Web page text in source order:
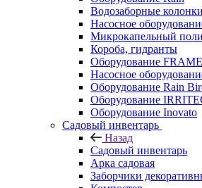
Водозаборные колонки
Насосное
Микрокапельный
Короба, гидранты
Оборудование FRAME
Насосное
Оборудование Rain
Оборудование
Оборудование Inovato
Садовый инвентарь
Назад
Садовый инвентарь
Арка садовая
Заборчики